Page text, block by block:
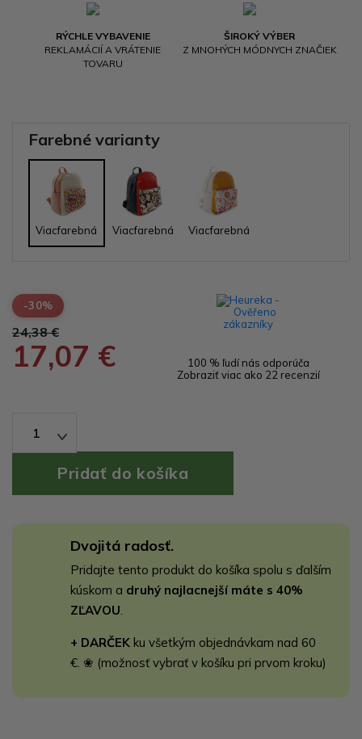
RÝCHLE VYBAVENIE
REKLAMÁCIÍ A VRÁTENIE
TOVARU
ŠIROKÝ VÝBER
Z MNOHÝCH MÓDNYCH ZNAČIEK
Farebné varianty
Viacfarebná Viacfarebná Viacfarebná
-30%
24,38 €
17,07 €
100 % ľudí nás odporúča
Zobraziť viac ako 22 recenzií
1
Dvojitá radosť.
Pridajte tento produkt do košíka spolu s ďalším
kúskom a druhý najlacnejší máte s 40%
ZĽAVOU
+ DARČEK ku všetkým objednávkam nad 60
€. ❀ (možnosť vybrať v košíku pri prvom kroku)